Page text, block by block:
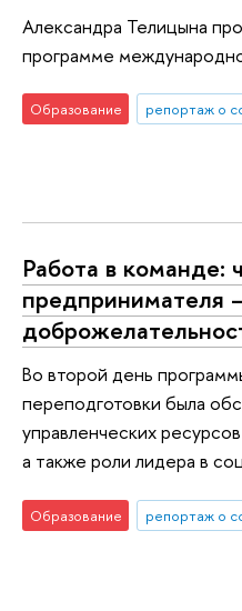
Александра Телицына
программе
Образование репортаж о
Работа в команде:
предпринимателя
Во второй день
переподготовки была
управленческих
а также роли лидера в
Образование репортаж о